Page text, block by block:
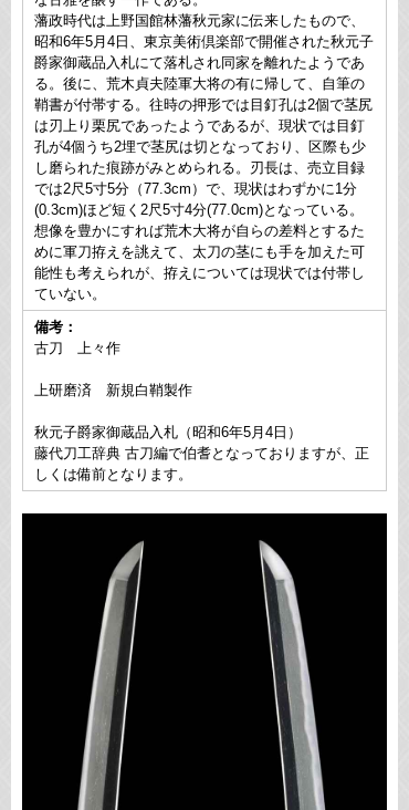
藩政時代は上野国館林藩秋元家に伝来したもので、
昭和6年5月4日、東京美術倶楽部で開催された秋元子
爵家御蔵品入札にて落札され同家を離れたようであ
る。後に、荒木貞夫陸軍大将の有に帰して、自筆の
鞘書が付帯する。往時の押形では目釘孔は2個で茎尻
は刃上り栗尻であったようであるが、現状では目釘
孔が4個うち2埋で茎尻は切となっており、区際も少
し磨られた痕跡がみとめられる。刃長は、売立目録
では2尺5寸5分（77.3cm）で、現状はわずかに1分
(0.3cm)ほど短く2尺5寸4分(77.0cm)となっている。
想像を豊かにすれば荒木大将が自らの差料とするた
めに軍刀拵えを誂えて、太刀の茎にも手を加えた可
能性も考えられが、拵えについては現状では付帯し
ていない。
備考：
古刀 上々作
上研磨済 新規白鞘製作
秋元子爵家御蔵品入札（昭和6年5月4日）
藤代刀工辞典 古刀編で伯耆となっておりますが、正
しくは備前となります。